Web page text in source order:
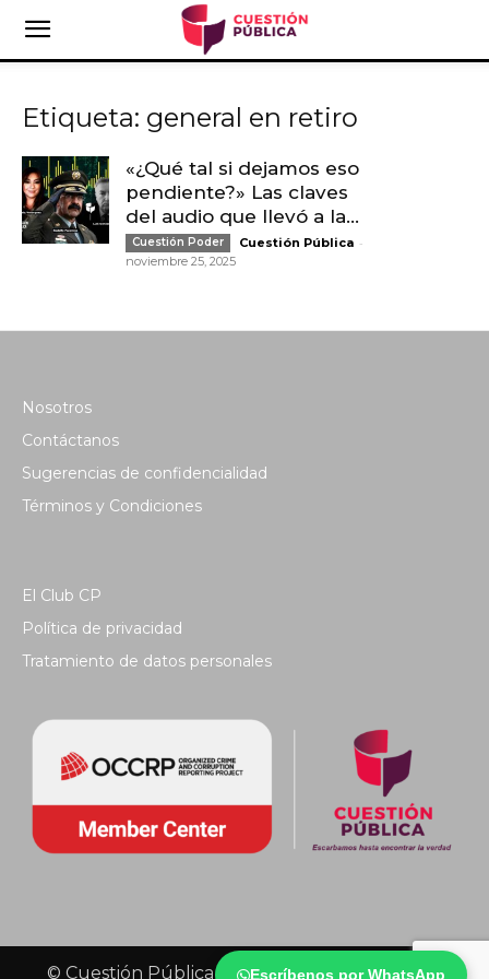
Escríbenos por WhatsApp
Etiqueta: general en retiro
«¿Qué tal si dejamos eso
pendiente?» Las claves
del audio que llevó a la...
Cuestión Poder Cuestión Pública -
noviembre 25, 2025
Nosotros
Contáctanos
Sugerencias de confidencialidad
Términos y Condiciones
El Club CP
Política de privacidad
Tratamiento de datos personales
© Cuestión Pública 2018 - Todos los derechos